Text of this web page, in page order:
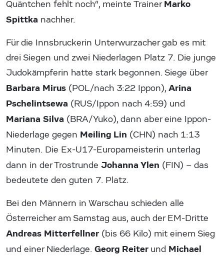
Quäntchen fehlt noch“, meinte TrainerMarko
Spittka nachher.
Für die Innsbruckerin Unterwurzacher gab es mit
drei Siegen und zwei Niederlagen Platz 7. Die junge
Judokämpferin hatte stark begonnen. Siege über
Barbara Mirus (POL/nach 3:22 Ippon), Arina
Pschelintsewa (RUS/Ippon nach 4:59) und
Mariana Silva (BRA/Yuko), dann aber eine Ippon-
Niederlage gegen Meiling Lin (CHN) nach 1:13
Minuten. Die Ex-U17-Europameisterin unterlag
dann in der Trostrunde Johanna Ylen (FIN) – das
bedeutete den guten 7. Platz.
Bei den Männern in Warschau schieden alle
Österreicher am Samstag aus, auch der EM-Dritte
Andreas Mitterfellner (bis 66 Kilo) mit einem Sieg
und einer Niederlage. Georg Reiter und Michael